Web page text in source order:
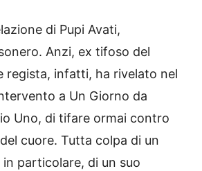
di Pupi Avati,
Anzi, ex tifoso del
regista, infatti, ha rivelato nel
a Un Giorno da
Uno, di tifare ormai contro
cuore. Tutta colpa di un
particolare, di un suo